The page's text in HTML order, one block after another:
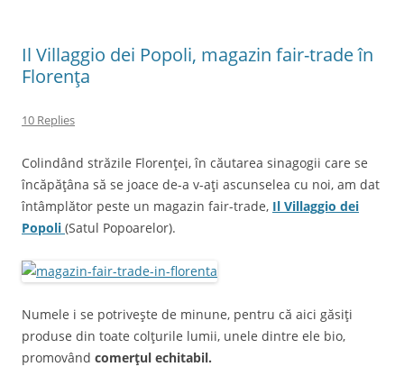
Il Villaggio dei Popoli, magazin fair-trade în
Florenţa
10 Replies
Colindând străzile Florenţei, în căutarea sinagogii care se
încăpăţâna să se joace de-a v-aţi ascunselea cu noi, am dat
întâmplător peste un magazin fair-trade, Il Villaggio dei
Popoli (Satul Popoarelor).
Numele i se potriveşte de minune, pentru că aici găsiţi
produse din toate colţurile lumii, unele dintre ele bio,
promovând comerţul echitabil.